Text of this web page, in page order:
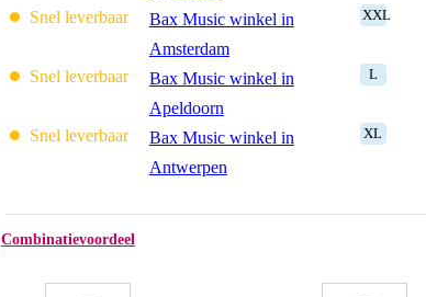
Snel leverbaar
Bax Music winkel in
Amsterdam
XXL
Snel leverbaar
Bax Music winkel in
Apeldoorn
L
Snel leverbaar
Bax Music winkel in
Antwerpen
XL
Combinatievoordeel